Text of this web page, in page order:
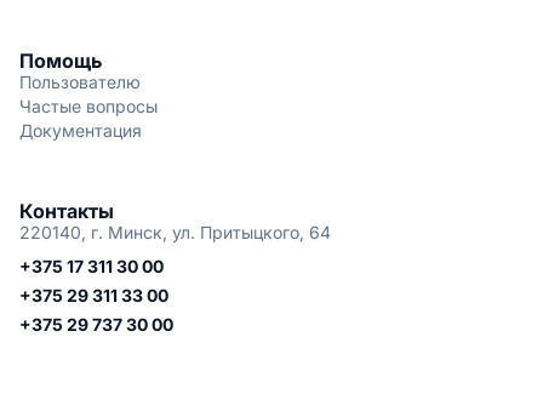
Помощь
Пользователю
Частые вопросы
Документация
Контакты
220140, г. Минск, ул. Притыцкого, 64
+375 17 311 30 00
+375 29 311 33 00
+375 29 737 30 00